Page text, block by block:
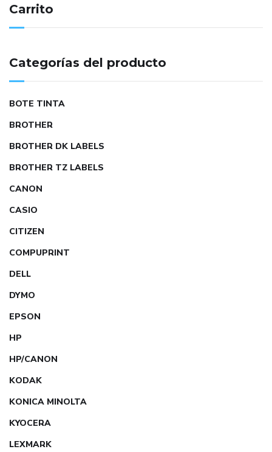
Carrito
Categorías del producto
BOTE TINTA
BROTHER
BROTHER DK LABELS
BROTHER TZ LABELS
CANON
CASIO
CITIZEN
COMPUPRINT
DELL
DYMO
EPSON
HP
HP/CANON
KODAK
KONICA MINOLTA
KYOCERA
LEXMARK